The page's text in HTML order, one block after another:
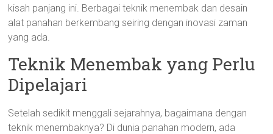
kisah panjang ini. Berbagai teknik menembak dan desain
alat panahan berkembang seiring dengan inovasi zaman
yang ada.
Teknik Menembak yang Perlu
Dipelajari
Setelah sedikit menggali sejarahnya, bagaimana dengan
teknik menembaknya? Di dunia panahan modern, ada